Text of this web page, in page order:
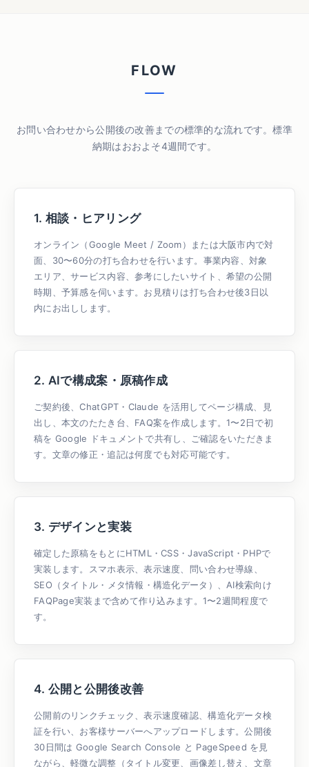
FLOW
お問い合わせから公開後の改善までの標準的な流れです。標準
納期はおおよそ4週間です。
1. 相談・ヒアリング
オンライン（Google Meet / Zoom）または大阪市内で対
面、30〜60分の打ち合わせを行います。事業内容、対象
エリア、サービス内容、参考にしたいサイト、希望の公開
時期、予算感を伺います。お見積りは打ち合わせ後3日以
内にお出しします。
2. AIで構成案・原稿作成
ご契約後、ChatGPT・Claude を活用してページ構成、見
出し、本文のたたき台、FAQ案を作成します。1〜2日で初
稿を Google ドキュメントで共有し、ご確認をいただきま
す。文章の修正・追記は何度でも対応可能です。
3. デザインと実装
確定した原稿をもとにHTML・CSS・JavaScript・PHPで
実装します。スマホ表示、表示速度、問い合わせ導線、
SEO（タイトル・メタ情報・構造化データ）、AI検索向け
FAQPage実装まで含めて作り込みます。1〜2週間程度で
す。
4. 公開と公開後改善
公開前のリンクチェック、表示速度確認、構造化データ検
証を行い、お客様サーバーへアップロードします。公開後
30日間は Google Search Console と PageSpeed を見
ながら、軽微な調整（タイトル変更、画像差し替え、文章